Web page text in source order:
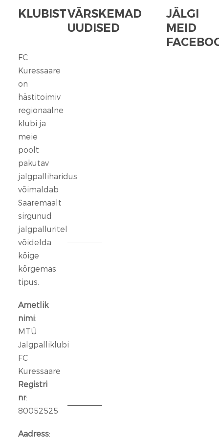
KLUBIST
FC
Kuressaare
on
hästitoimiv
regionaalne
klubi ja
meie
poolt
pakutav
jalgpalliharidus
võimaldab
Saaremaalt
sirgunud
jalgpalluritel
võidelda
kõige
kõrgemas
tipus.
Ametlik
nimi:
MTÜ
Jalgpalliklubi
FC
Kuressaare
Registri
nr:
80052525
Aadress:
VÄRSKEMAD
UUDISED
JÄLGI
MEID